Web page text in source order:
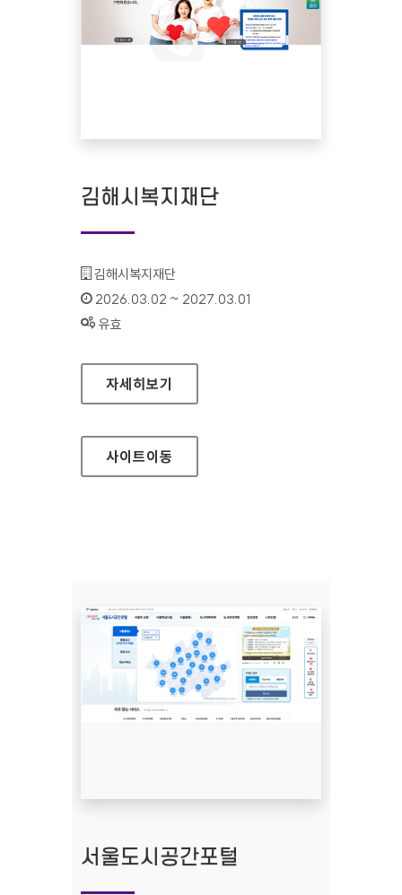
김해시복지재단
기관명 :
김해시복지재단
인증기간 :
2026.03.02 ~ 2027.03.01
상태 :
유효
김해시복지재단
자세히보기
사이트이동
서울도시공간포털